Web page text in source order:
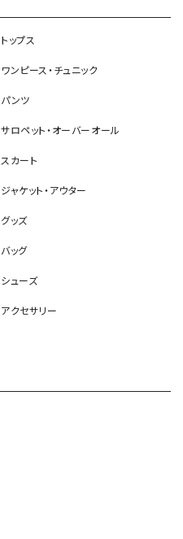
トップス
ワンピース・チュニック
パンツ
サロペット・オーバーオール
スカート
ジャケット・アウター
グッズ
バッグ
シューズ
アクセサリー